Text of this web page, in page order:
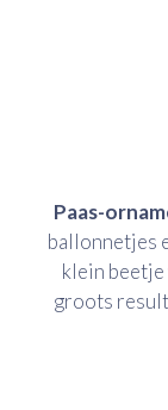
Paas-
ballonnetjes
klein beetje
groots